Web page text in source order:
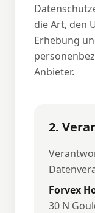
die Art, den
Erhebung
Anbieter.
2.
Forvex
30 N